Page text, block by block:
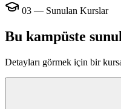
03 — Sunulan Kurslar
Bu kampüste
Detayları görmek için bir